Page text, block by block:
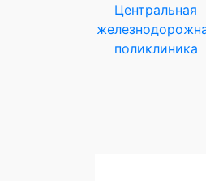
Центральная
поликлиника